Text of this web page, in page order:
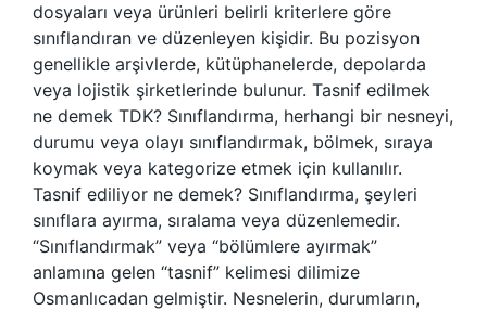
dosyaları veya ürünleri belirli kriterlere göre
sınıflandıran ve düzenleyen kişidir. Bu pozisyon
genellikle arşivlerde, kütüphanelerde, depolarda
veya lojistik şirketlerinde bulunur. Tasnif edilmek
ne demek TDK? Sınıflandırma, herhangi bir nesneyi,
durumu veya olayı sınıflandırmak, bölmek, sıraya
koymak veya kategorize etmek için kullanılır.
Tasnif ediliyor ne demek? Sınıflandırma, şeyleri
sınıflara ayırma, sıralama veya düzenlemedir.
“Sınıflandırmak” veya “bölümlere ayırmak”
anlamına gelen “tasnif” kelimesi dilimize
Osmanlıcadan gelmiştir. Nesnelerin, durumların,